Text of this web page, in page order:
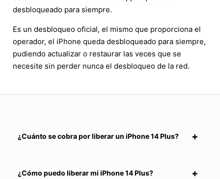
desbloqueado para siempre.
Es un desbloqueo oficial, el mismo que proporciona el
operador, el iPhone queda desbloqueado para siempre,
pudiendo actualizar o restaurar las veces que se
necesite sin perder nunca el desbloqueo de la red.
¿Cuánto se cobra por liberar un iPhone 14 Plus?
¿Cómo puedo liberar mi iPhone 14 Plus?